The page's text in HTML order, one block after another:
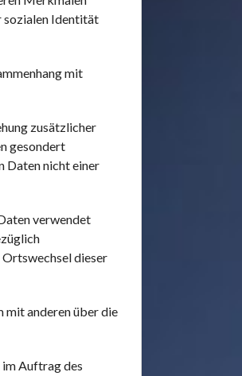
sozialen Identität
mit
zusätzlicher
gesondert
Daten nicht einer
verwendet
dieser
mit anderen über die
Auftrag des